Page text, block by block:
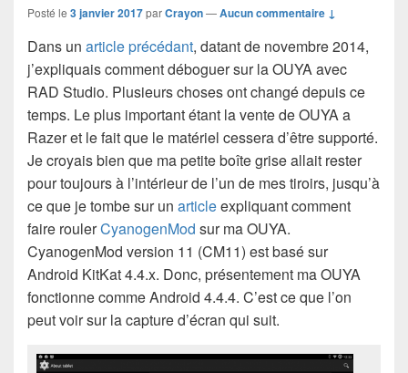
Posté le 3 janvier 2017parCrayon—Aucun commentaire ↓
Dans un article précédant, datant de novembre 2014,
j’expliquais comment déboguer sur la OUYA avec
RAD Studio. Plusieurs choses ont changé depuis ce
temps. Le plus important étant la vente de OUYA a
Razer et le fait que le matériel cessera d’être supporté.
Je croyais bien que ma petite boîte grise allait rester
pour toujours à l’intérieur de l’un de mes tiroirs, jusqu’à
ce que je tombe sur un articleexpliquant comment
faire roulerCyanogenMod sur ma OUYA.
CyanogenMod version 11 (CM11) est basé sur
Android KitKat 4.4.x. Donc, présentement ma OUYA
fonctionne comme Android 4.4.4. C’est ce que l’on
peut voir sur la capture d’écran qui suit.